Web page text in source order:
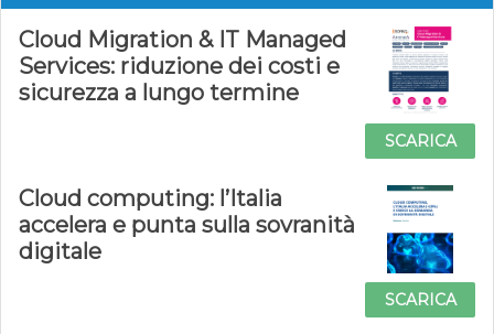
Cloud Migration & IT Managed
Services: riduzione dei costi e
sicurezza a lungo termine
SCARICA
Cloud computing: l’Italia
accelera e punta sulla sovranità
digitale
SCARICA